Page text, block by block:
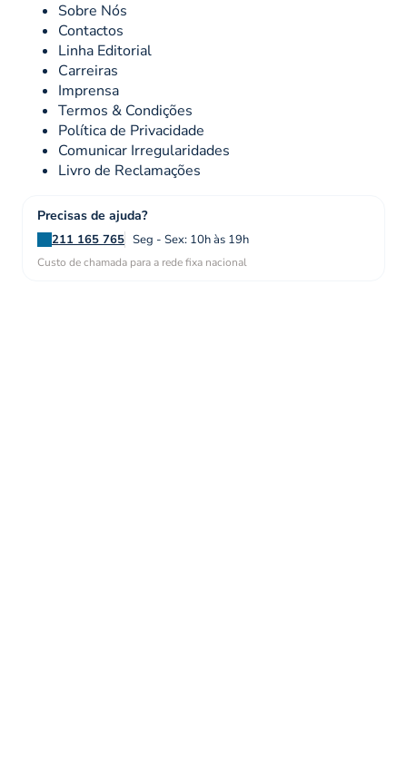
Sobre Nós
Contactos
Linha Editorial
Carreiras
Imprensa
Termos & Condições
Política de Privacidade
Comunicar Irregularidades
Livro de Reclamações
Precisas de ajuda?
211 165 765 Seg - Sex: 10h às 19h
Custo de chamada para a rede fixa nacional